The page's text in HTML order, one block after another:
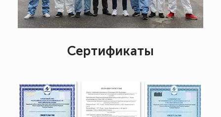
Сертификаты